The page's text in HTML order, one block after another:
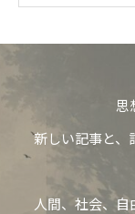
思
新しい記事と、
人間、社会、